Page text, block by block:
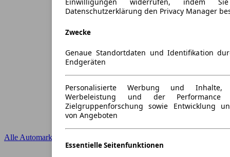
Einwilligungen widerrufen, indem
Datenschutzerklärung den Privacy Manager
Zwecke
Genaue Standortdaten und Identifikation
Endgeräten
Personalisierte Werbung und Inhalte,
Werbeleistung und der
Zielgruppenforschung sowie Entwicklung
von Angeboten
Essentielle Seitenfunktionen
Alle Automarken